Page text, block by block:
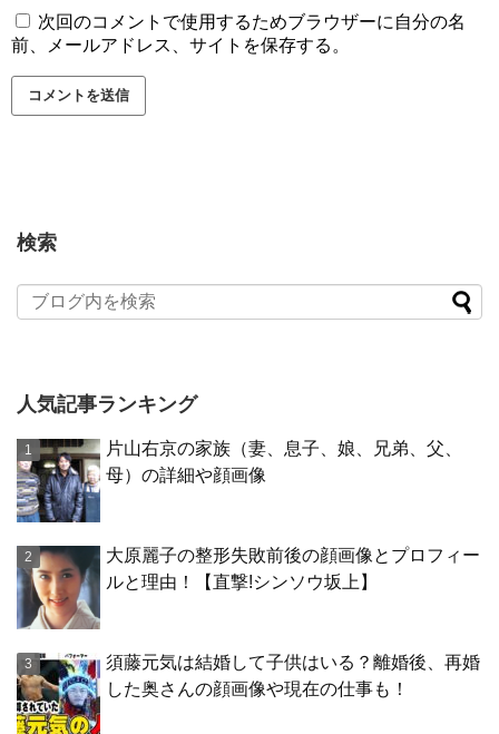
次回のコメントで使用するためブラウザーに自分の名
前、メールアドレス、サイトを保存する。
検索
人気記事ランキング
片山右京の家族（妻、息子、娘、兄弟、父、
母）の詳細や顔画像
大原麗子の整形失敗前後の顔画像とプロフィー
ルと理由！【直撃!シンソウ坂上】
須藤元気は結婚して子供はいる？離婚後、再婚
した奥さんの顔画像や現在の仕事も！